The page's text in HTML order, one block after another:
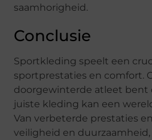
saamhorigheid.
Conclusie
Sportkleding speelt een
sportprestaties en comfort.
doorgewinterde atleet bent
juiste kleding kan een
Van verbeterde prestaties
veiligheid en duurzaamheid,